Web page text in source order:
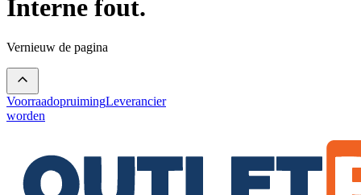
Interne fout.
Vernieuw de pagina
VoorraadopruimingLeverancier
worden